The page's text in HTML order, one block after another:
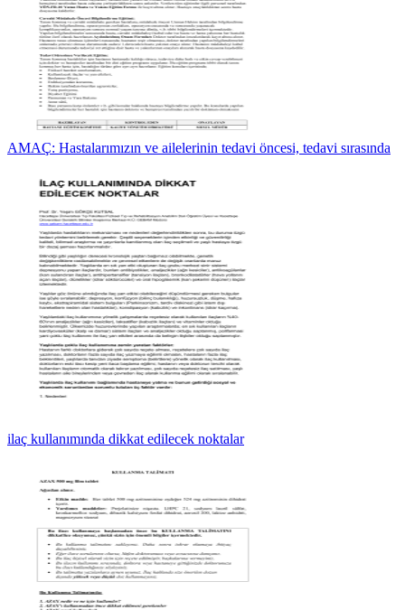
AMAÇ: Hastalarımızın ve ailelerinin tedavi öncesi, tedavi sırasında
ilaç kullanımında dikkat edilecek noktalar